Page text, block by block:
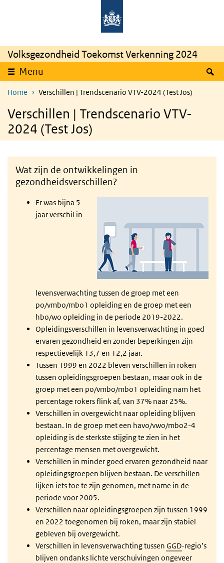
Overslaan en naar de inhoud gaan
Sport
Volksgezondheid Toekomst Verkenning 2024
Menu
Home Verschillen | Trendscenario VTV-2024 (Test Jos)
Verschillen | Trendscenario VTV-
2024 (Test Jos)
Wat zijn de ontwikkelingen in
gezondheidsverschillen?
Er was bijna 5
jaar verschil in
levensverwachting tussen de groep met een
po/vmbo/mbo1 opleiding en de groep met een
hbo/wo opleiding in de periode 2019-2022.
Opleidingsverschillen in levensverwachting in goed
ervaren gezondheid en zonder beperkingen zijn
respectievelijk 13,7 en 12,2 jaar.
Tussen 1999 en 2022 bleven verschillen in roken
tussen opleidingsgroepen bestaan, maar ook in de
groep met een po/vmbo/mbo1 opleiding nam het
percentage rokers flink af, van 37% naar 25%.
Verschillen in overgewicht naar opleiding blijven
bestaan. In de groep met een havo/vwo/mbo2-4
opleiding is de sterkste stijging te zien in het
percentage mensen met overgewicht.
Verschillen in minder goed ervaren gezondheid naar
opleidingsgroepen blijven bestaan. De verschillen
lijken iets toe te zijn genomen, met name in de
periode voor 2005.
Verschillen naar opleidingsgroepen zijn tussen 1999
en 2022 toegenomen bij roken, maar zijn stabiel
gebleven bij overgewicht.
Verschillen in levensverwachting tussen GGD-regio’s
blijven ondanks lichte verschuivingen ongeveer